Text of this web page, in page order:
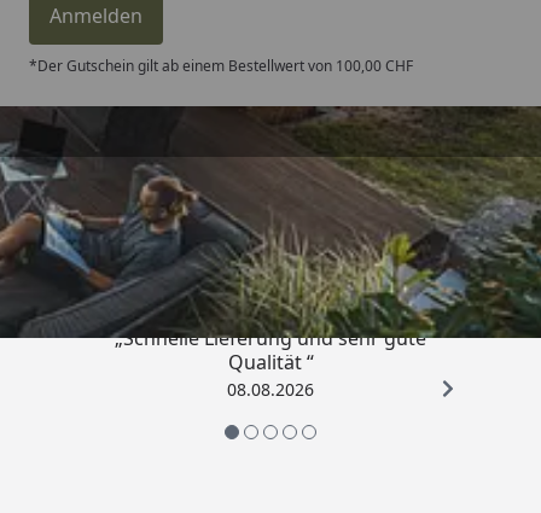
Anmelden
*Der Gutschein gilt ab einem Bestellwert von 100,00 CHF
Trusted Shops
4,81/ 5
„Schnelle Lieferung und sehr gute
Qualität “
08.08.2026